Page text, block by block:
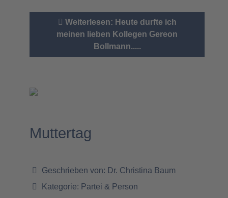
Weiterlesen: Heute durfte ich
meinen lieben Kollegen Gereon
Bollmann.....
Muttertag
Geschrieben von: Dr. Christina Baum
Kategorie: Partei & Person